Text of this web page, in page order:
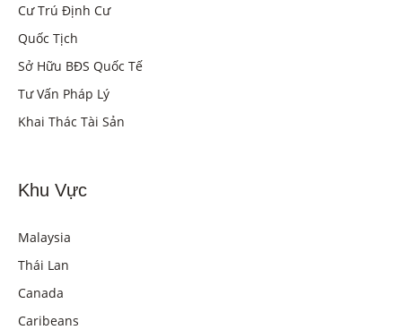
Cư Trú Định Cư
Quốc Tịch
Sở Hữu BĐS Quốc Tế
Tư Vấn Pháp Lý
Khai Thác Tài Sản
Khu Vực
Malaysia
Thái Lan
Canada
Caribeans